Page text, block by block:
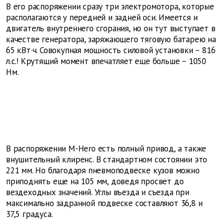
В его распоряжении сразу три электромотора, которые
располагаются у передней и задней оси. Имеется и
двигатель внутреннего сгорания, но он тут выступает в
качестве генератора, заряжающего тяговую батарею на
65 кВт·ч. Совокупная мощность силовой установки – 816
л.с.! Крутящий момент впечатляет еще больше – 1050
Нм.
В распоряжении M-Hero есть полный привод, а также
внушительный клиренс. В стандартном состоянии это
221 мм. Но благодаря пневмоподвеске кузов можно
приподнять еще на 105 мм, доведя просвет до
вездеходных значений. Углы въезда и съезда при
максимально задранной подвеске составляют 36,8 и
37,5 градуса.